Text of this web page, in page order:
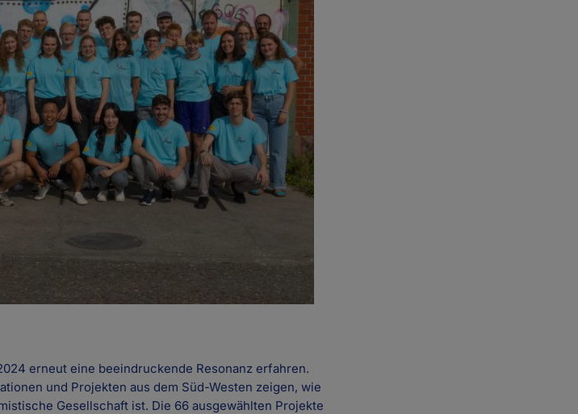
erneut eine beeindruckende Resonanz erfahren.
und Projekten aus dem Süd-Westen zeigen, wie
Gesellschaft ist. Die 66 ausgewählten Projekte